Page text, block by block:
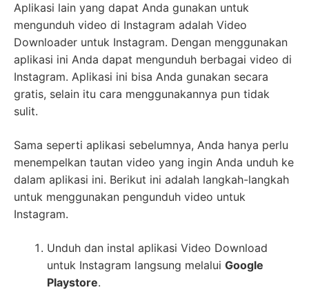
Aplikasi lain yang dapat Anda gunakan untuk
mengunduh video di Instagram adalah Video
Downloader untuk Instagram. Dengan menggunakan
aplikasi ini Anda dapat mengunduh berbagai video di
Instagram. Aplikasi ini bisa Anda gunakan secara
gratis, selain itu cara menggunakannya pun tidak
sulit.
Sama seperti aplikasi sebelumnya, Anda hanya perlu
menempelkan tautan video yang ingin Anda unduh ke
dalam aplikasi ini. Berikut ini adalah langkah-langkah
untuk menggunakan pengunduh video untuk
Instagram.
Unduh dan instal aplikasi Video Download
untuk Instagram langsung melalui Google
Playstore.